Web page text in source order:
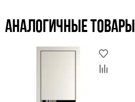
Аналогичные товары